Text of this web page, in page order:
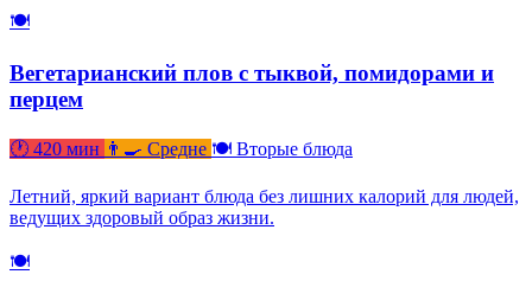
🍽
Вегетарианский плов с тыквой, помидорами и
перцем
🕐 420 мин 👨‍🍳 Средне 🍽 Вторые блюда
Летний, яркий вариант блюда без лишних калорий для людей,
ведущих здоровый образ жизни.
🍽